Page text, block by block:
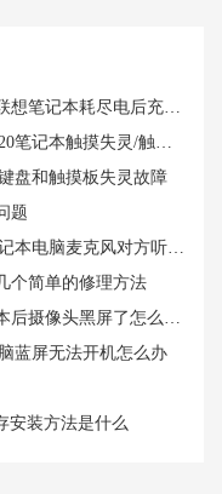
尽电后充不进电是什么原因
摸失灵/触摸板快捷键失灵
盘和触摸板失灵故障
题
克风对方听不到故障分析
个简单的修理方法
像头黑屏了怎么解决
蓝屏无法开机怎么办
安装方法是什么